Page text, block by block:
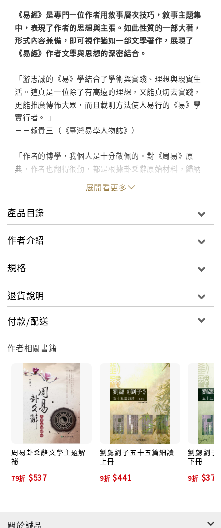
《易經》是專門一位作者用敘事層次技巧，敘事主題集
中，表現了作者的思想與主張。如此性質的一部大著，
形式內容兼備，即可視作猶如一部文學著作，展現了
《易經》作者文學與思想的深密結合。
「游志誠的《易》學結合了學術與實踐、理想與現實生
活。這真是一位除了有高遠的理想，又能真切去實踐，
更能推廣傳佈大眾，而且載明方法使人易行的《易》學
實行者。 」
－－賴貴三（《臺灣易學人物誌》）
「作者的博學，我個人是十分敬佩的。對《周易》原
典，作者也翻得很勤，都是根據卦爻辭原始材料，歸納
排比，加以論列。這種有根有據，而非人云亦云的治學
方式，我也同樣敬佩。作者的廣學旁參，通今博古，作
者的想像豐富，具創造力，是很值得肯定的。 」
－－黃慶萱（《周易縱橫談》）
展開看更多
產品目錄
作者介紹
規格
退貨說明
付款/配送
作者相關書籍
周易卦爻辭文學主題解
祕
79折 $537
劉勰劉子五十五篇細讀
上冊
9折 $441
劉勰劉子
下冊
9折 $378
關於誠品